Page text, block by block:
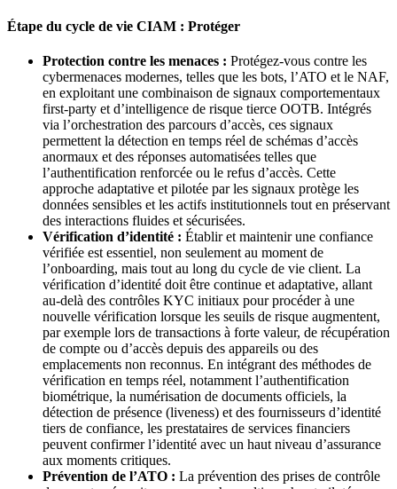
Étape du cycle de vie CIAM : Protéger
Protection contre les menaces : Protégez-vous contre les
cybermenaces modernes, telles que les bots, l’ATO et le NAF,
en exploitant une combinaison de signaux comportementaux
first-party et d’intelligence de risque tierce OOTB. Intégrés
via l’orchestration des parcours d’accès, ces signaux
permettent la détection en temps réel de schémas d’accès
anormaux et des réponses automatisées telles que
l’authentification renforcée ou le refus d’accès. Cette
approche adaptative et pilotée par les signaux protège les
données sensibles et les actifs institutionnels tout en préservant
des interactions fluides et sécurisées.
Vérification d’identité : Établir et maintenir une confiance
vérifiée est essentiel, non seulement au moment de
l’onboarding, mais tout au long du cycle de vie client. La
vérification d’identité doit être continue et adaptative, allant
au-delà des contrôles KYC initiaux pour procéder à une
nouvelle vérification lorsque les seuils de risque augmentent,
par exemple lors de transactions à forte valeur, de récupération
de compte ou d’accès depuis des appareils ou des
emplacements non reconnus. En intégrant des méthodes de
vérification en temps réel, notamment l’authentification
biométrique, la numérisation de documents officiels, la
détection de présence (liveness) et des fournisseurs d’identité
tiers de confiance, les prestataires de services financiers
peuvent confirmer l’identité avec un haut niveau d’assurance
aux moments critiques.
Prévention de l’ATO : La prévention des prises de contrôle